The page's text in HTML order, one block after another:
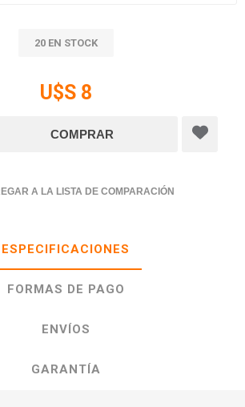
20 EN STOCK
U$S 8
A LA LISTA DE COMPARACIÓN
ESPECIFICACIONES
FORMAS DE PAGO
ENVÍOS
GARANTÍA